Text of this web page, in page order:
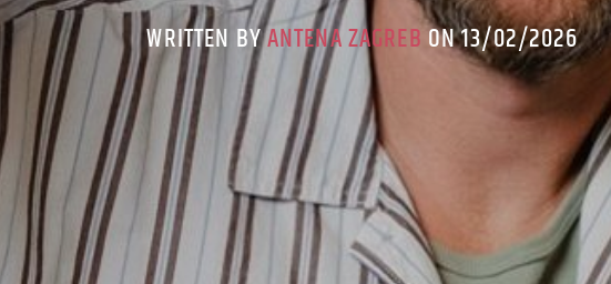
WRITTEN BYANTENA ZAGREB ON 13/02/2026